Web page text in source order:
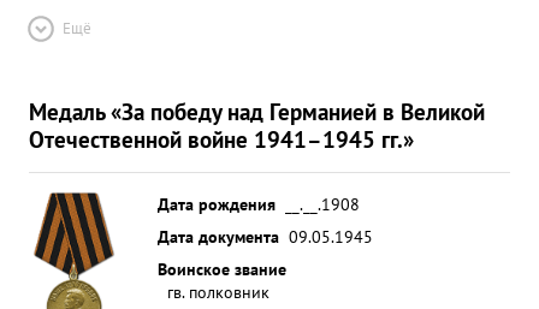
Ещё
Медаль «За победу над Германией в Великой
Отечественной войне 1941–1945 гг.»
Дата рождения
__.__.1908
Дата документа 09.05.1945
Воинское звание
гв. полковник